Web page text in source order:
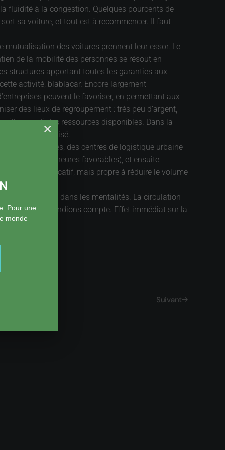
fluidité à la congestion. Quelques pourcents de
sa voiture, et tout est à recommencer. Il faut
mutualisation des voitures prennent leur essor. Le
de la mobilité des personnes se résout en
structures apportant toutes les garanties aux
activité, blablacar. Encore largement
peuvent le favoriser, en permettant aux
des lieux de regroupement : très peu d’argent,
parti des ressources disponibles. Dans la
capital sous utilisé.
Dans les villes, des centres de logistique urbaine
à des heures favorables), et ensuite
significatif, mais propre à réduire le volume
changement dans les mentalités. La circulation
que nous en rendions compte. Effet immédiat sur la
Suivant
×
Pour une
monde